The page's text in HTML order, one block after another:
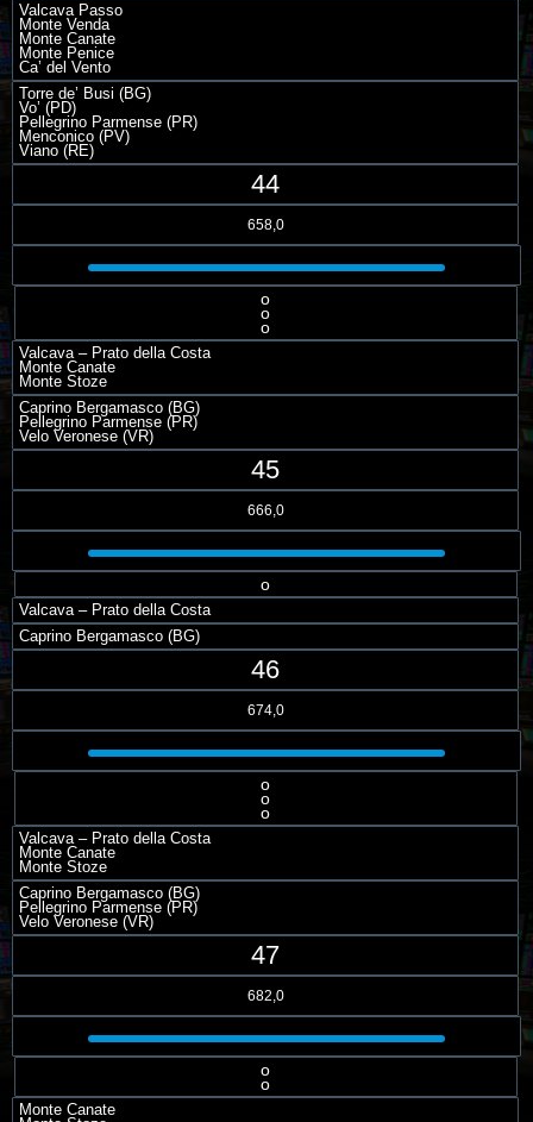
Valcava Passo
Monte Venda
Monte Canate
Monte Penice
Ca’ del Vento
Torre de’ Busi (BG)
Vo’ (PD)
Pellegrino Parmense (PR)
Menconico (PV)
Viano (RE)
44
658,0
o
o
o
Valcava – Prato della Costa
Monte Canate
Monte Stoze
Caprino Bergamasco (BG)
Pellegrino Parmense (PR)
Velo Veronese (VR)
45
666,0
o
Valcava – Prato della Costa
Caprino Bergamasco (BG)
46
674,0
o
o
o
Valcava – Prato della Costa
Monte Canate
Monte Stoze
Caprino Bergamasco (BG)
Pellegrino Parmense (PR)
Velo Veronese (VR)
47
682,0
o
o
Monte Canate